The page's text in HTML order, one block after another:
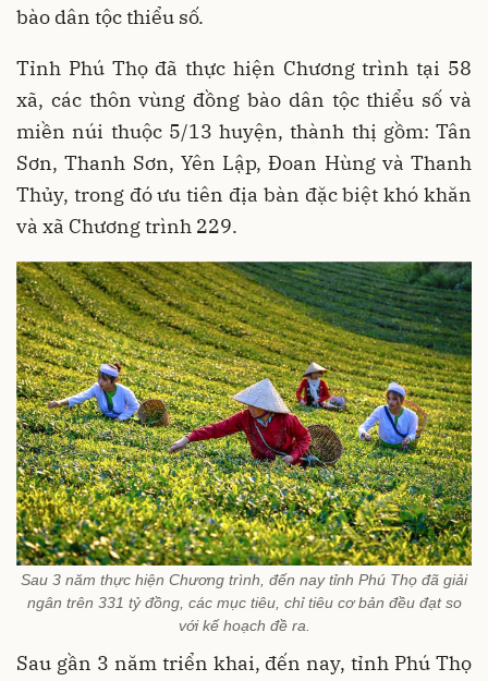
bào dân tộc thiểu số.
Tỉnh Phú Thọ đã thực hiện Chương trình tại 58
xã, các thôn vùng đồng bào dân tộc thiểu số và
miền núi thuộc 5/13 huyện, thành thị gồm: Tân
Sơn, Thanh Sơn, Yên Lập, Đoan Hùng và Thanh
Thủy, trong đó ưu tiên địa bàn đặc biệt khó khăn
và xã Chương trình 229.
Sau 3 năm thực hiện Chương trình, đến nay tỉnh Phú Thọ đã giải
ngân trên 331 tỷ đồng, các mục tiêu, chỉ tiêu cơ bản đều đạt so
với kế hoạch đề ra.
Sau gần 3 năm triển khai, đến nay, tỉnh Phú Thọ